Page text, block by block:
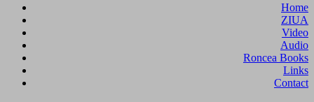
Home
ZIUA
Video
Audio
Roncea Books
Links
Contact